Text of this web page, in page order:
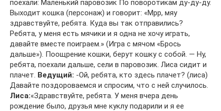
поехали: Маленький паровозик По поворотикам ду-ду-ду.
Выходит кошка (персонаж) и говорит: «Мрр, мяу
здравствуйте, ребята. Куда вы так отправились?
Ребята, у меня есть мячики и я одна не хочу играть,
давайте вместе поиграем.» (Игра с мячом «Брось
дальше»). Поощрение кошки, берут кошку с собой. — Ну,
ребята, поехали дальше, сели в паровозик. Лиса сидит и
плачет. Ведущий: -Ой, ребята, кто здесь плачет? (лиса)
Давайте поздороваемся и спросим, что с ней случилось.
Лиса:«Здравствуйте, ребята. У меня вчера день
рождение было, друзья мне куклу подарили и я ее